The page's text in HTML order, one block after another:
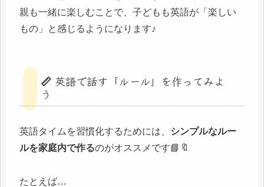
親も一緒に楽しむことで、子どもも英語が「楽しい
もの」と感じるようになります♪
📏 英語で話す「ルール」を作ってみよ
う
英語タイムを習慣化するためには、 シンプルなルー
ルを家庭内で作るのがオススメです📘🔖
たとえば…